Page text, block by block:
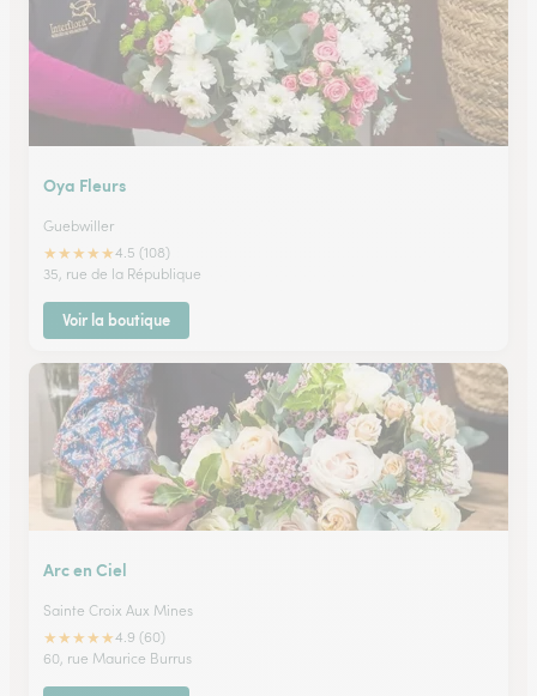
Oya Fleurs
Guebwiller
★★★★★4.5 (108)
35, rue de la République
Voir la boutique
Arc en Ciel
Sainte Croix Aux Mines
★★★★★4.9 (60)
60, rue Maurice Burrus